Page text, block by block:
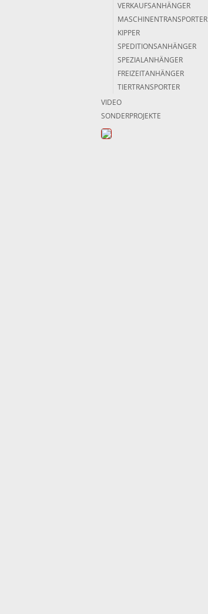
VERKAUFSANHÄNGER
MASCHINENTRANSPORTER
KIPPER
SPEDITIONSANHÄNGER
SPEZIALANHÄNGER
FREIZEITANHÄNGER
TIERTRANSPORTER
VIDEO
SONDERPROJEKTE